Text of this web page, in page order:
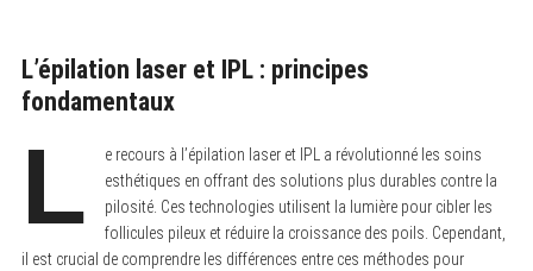
L’épilation laser et IPL : principes
fondamentaux
L
e recours à l’épilation laser et IPL a révolutionné les soins
esthétiques en offrant des solutions plus durables contre la
pilosité. Ces technologies utilisent la lumière pour cibler les
follicules pileux et réduire la croissance des poils. Cependant,
il est crucial de comprendre les différences entre ces méthodes pour